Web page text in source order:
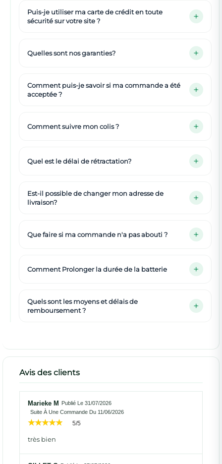
Puis-je utiliser ma carte de crédit en toute
sécurité sur votre site ?
Quelles sont nos garanties?
Comment puis-je savoir si ma commande a été
acceptée ?
Comment suivre mon colis ?
Quel est le délai de rétractation?
Est-il possible de changer mon adresse de
livraison?
Que faire si ma commande n'a pas abouti ?
Comment Prolonger la durée de la batterie
Quels sont les moyens et délais de
remboursement ?
Avis des clients
Marieke M
Publié Le 31/07/2026
Suite À Une Commande Du 11/06/2026
5/5
très bien